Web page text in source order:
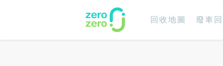
回收地圖 廢車